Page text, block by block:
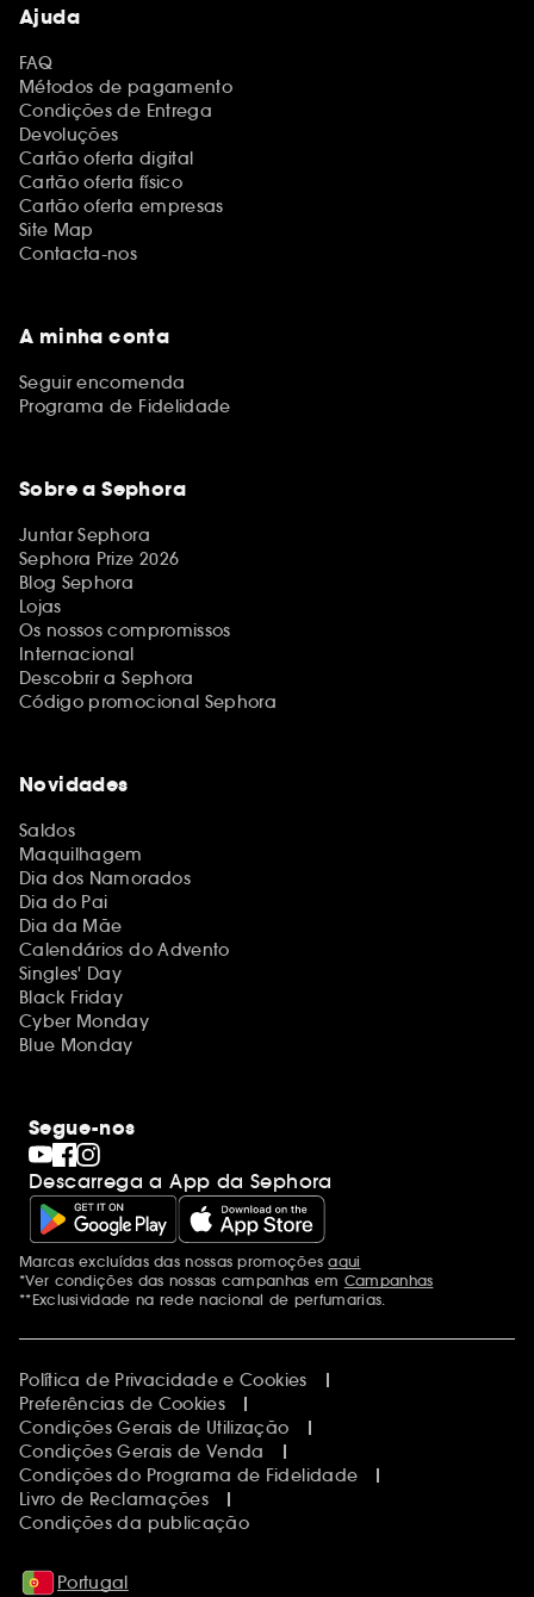
Ajuda
FAQ
Métodos de pagamento
Condições de Entrega
Devoluções
Cartão oferta digital
Cartão oferta físico
Cartão oferta empresas
Site Map
Contacta-nos
A minha conta
Seguir encomenda
Programa de Fidelidade
Sobre a Sephora
Juntar Sephora
Sephora Prize 2026
Blog Sephora
Lojas
Os nossos compromissos
Internacional
Descobrir a Sephora
Código promocional Sephora
Novidades
Saldos
Maquilhagem
Dia dos Namorados
Dia do Pai
Dia da Mãe
Calendários do Advento
Singles' Day
Black Friday
Cyber Monday
Blue Monday
Segue-nos
Descarrega a App da Sephora
Menções adicionais
Marcas excluídas das nossas promoçõesaqui
*Ver condições das nossas campanhas em Campanhas
**Exclusividade na rede nacional de perfumarias.
Política de Privacidade e Cookies
Preferências de Cookies
Condições Gerais de Utilização
Condições Gerais de Venda
Condições do Programa de Fidelidade
Livro de Reclamações
Condições da publicação
Portugal